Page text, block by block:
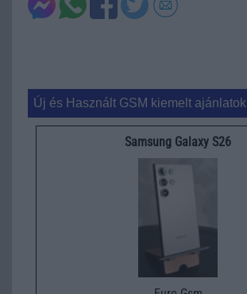
Új és Használt GSM kiemelt ajánlatok
Samsung Galaxy S26